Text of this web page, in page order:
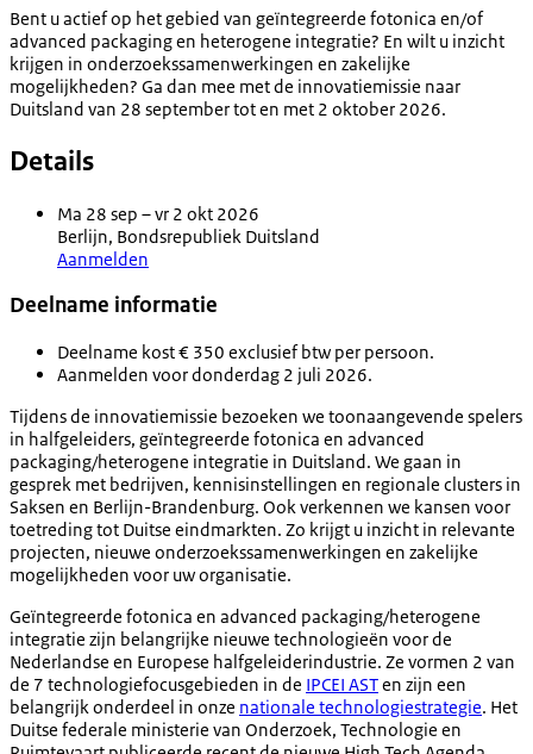
Bent u actief op het gebied van geïntegreerde fotonica en/of
advanced packaging en heterogene integratie? En wilt u inzicht
krijgen in onderzoekssamenwerkingen en zakelijke
mogelijkheden? Ga dan mee met de innovatiemissie naar
Duitsland van 28 september tot en met 2 oktober 2026.
Details
Ma 28 sep – vr 2 okt 2026
Berlijn, Bondsrepubliek Duitsland
Aanmelden
Deelname informatie
Deelname kost € 350 exclusief btw per persoon.
Aanmelden voor donderdag 2 juli 2026.
Tijdens de innovatiemissie bezoeken we toonaangevende spelers
in halfgeleiders, geïntegreerde fotonica en advanced
packaging/heterogene integratie in Duitsland. We gaan in
gesprek met bedrijven, kennisinstellingen en regionale clusters in
Saksen en Berlijn-Brandenburg. Ook verkennen we kansen voor
toetreding tot Duitse eindmarkten. Zo krijgt u inzicht in relevante
projecten, nieuwe onderzoekssamenwerkingen en zakelijke
mogelijkheden voor uw organisatie.
Geïntegreerde fotonica en advanced packaging/heterogene
integratie zijn belangrijke nieuwe technologieën voor de
Nederlandse en Europese halfgeleiderindustrie. Ze vormen 2 van
de 7 technologiefocusgebieden in de IPCEI ASTen zijn een
belangrijk onderdeel in onze nationale technologiestrategie. Het
Duitse federale ministerie van Onderzoek, Technologie en